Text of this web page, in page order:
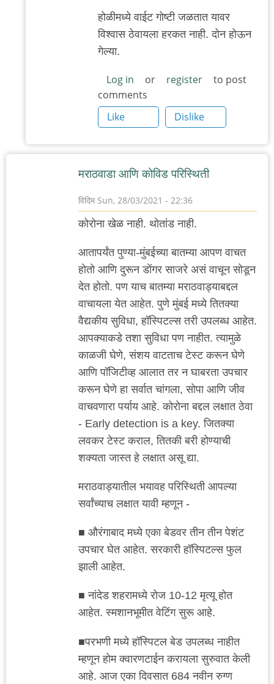
होळीमध्ये वाईट गोष्टी जळतात यावर
विश्वास ठेवायला हरकत नाही. दोन होऊन
गेल्या.
Log in or register
to post
comments
Like
Dislike
मराठवाडा आणि कोविड परिस्थिती
विदिमSun, 28/03/2021 - 22:36
कोरोना खेळ नाही. थोतांड नाही.
आतापर्यंत पुण्या-मुंबईच्या बातम्या आपण वाचत
होतो आणि दुरून डोंगर साजरे असं वाचून सोडून
देत होतो. पण याच बातम्या मराठवाड्याबद्दल
वाचायला येत आहेत. पुणे मुंबई मध्ये तितक्या
वैद्यकीय सुविधा, हॉस्पिटल्स तरी उपलब्ध आहेत.
आपक्याकडे तशा सुविधा पण नाहीत. त्यामुळे
काळजी घेणे, संशय वाटताच टेस्ट करून घेणे
आणि पॉजिटीव्ह आलात तर न घाबरता उपचार
करून घेणे हा सर्वात चांगला, सोपा आणि जीव
वाचवणारा पर्याय आहे. कोरोना बद्दल लक्षात ठेवा
- Early detection is a key. जितक्या
लवकर टेस्ट कराल, तितकी बरी होण्याची
शक्यता जास्त हे लक्षात असू द्या.
मराठवाड्यातील भयावह परिस्थिती आपल्या
सर्वांच्याच लक्षात यावी म्हणून -
■ औरंगाबाद मध्ये एका बेडवर तीन तीन पेशंट
उपचार घेत आहेत. सरकारी हॉस्पिटल्स फुल
झाली आहेत.
■ नांदेड शहरामध्ये रोज 10-12 मृत्यू होत
आहेत. स्मशानभूमीत वेटिंग सुरू आहे.
■परभणी मध्ये हॉस्पिटल बेड उपलब्ध नाहीत
म्हणून होम क्वारणटाईन करायला सुरुवात केली
आहे. आज एका दिवसात 684 नवीन रुग्ण